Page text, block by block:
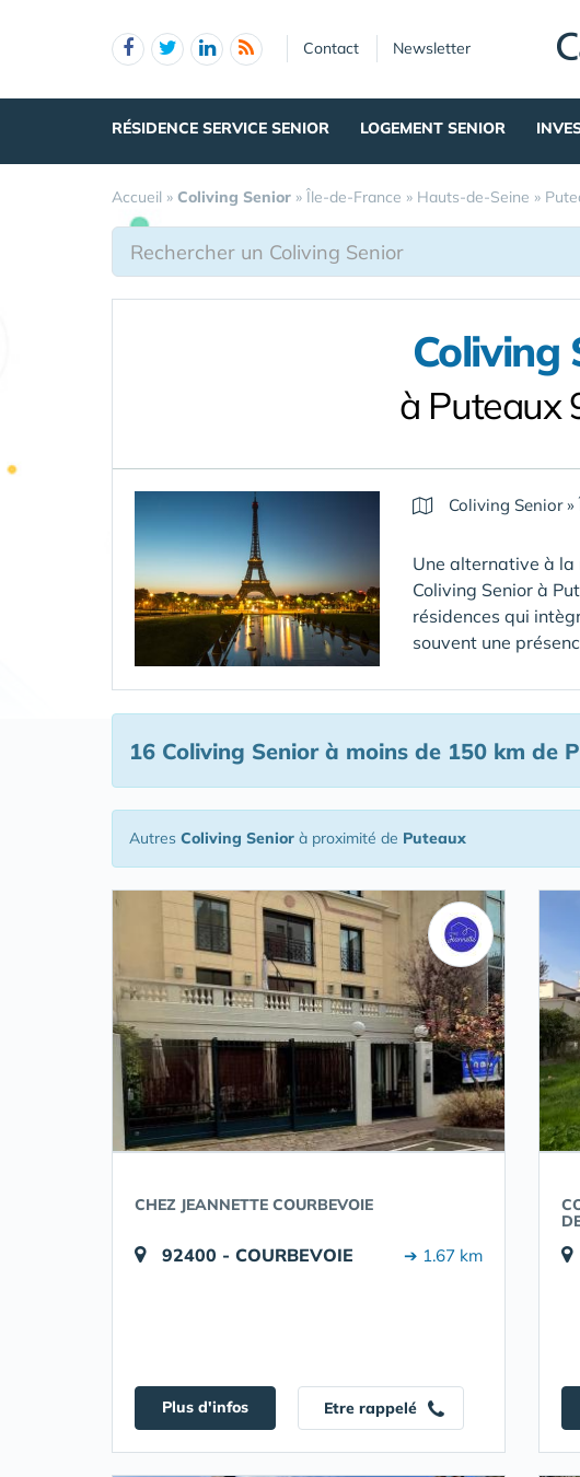
Contact Newsletter
RÉSIDENCE SERVICE SENIOR LOGEMENT SENIOR
Accueil » Coliving Senior » Île-de-France » Hauts-de-Seine »
Coliving
à Puteaux
Coliving Senior»
Une alternative à la
Coliving Senior à
résidences qui
souvent une
16 Coliving Seniorà moins de 150 km de
Autres Coliving Senior à proximité de Puteaux
CHEZ JEANNETTE COURBEVOIE
92400 - COURBEVOIE ➔ 1.67 km
Plus d'infos Etre rappelé